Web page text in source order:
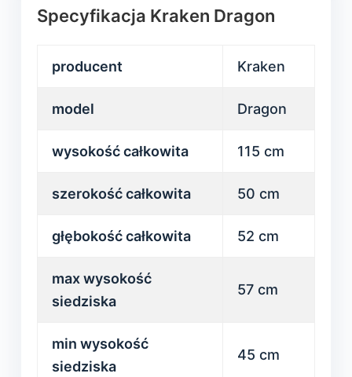
Specyfikacja Kraken Dragon
producent Kraken
model Dragon
wysokość całkowita 115 cm
szerokość całkowita 50 cm
głębokość całkowita 52 cm
max wysokość
siedziska
57 cm
min wysokość
siedziska
45 cm